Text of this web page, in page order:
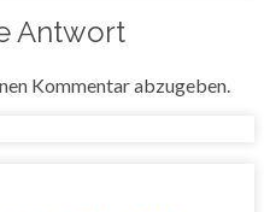
Antwort
Kommentar abzugeben.